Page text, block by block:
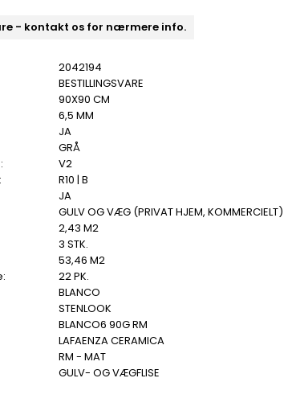
- kontakt os for nærmere info.
2042194
BESTILLINGSVARE
90X90 CM
6,5 MM
JA
GRÅ
V2
R10 | B
JA
GULV OG VÆG (PRIVAT HJEM, KOMMERCIELT)
2,43 M2
3 STK.
53,46 M2
22 PK.
BLANCO
STENLOOK
BLANCO6 90G RM
LAFAENZA CERAMICA
RM - MAT
GULV- OG VÆGFLISE